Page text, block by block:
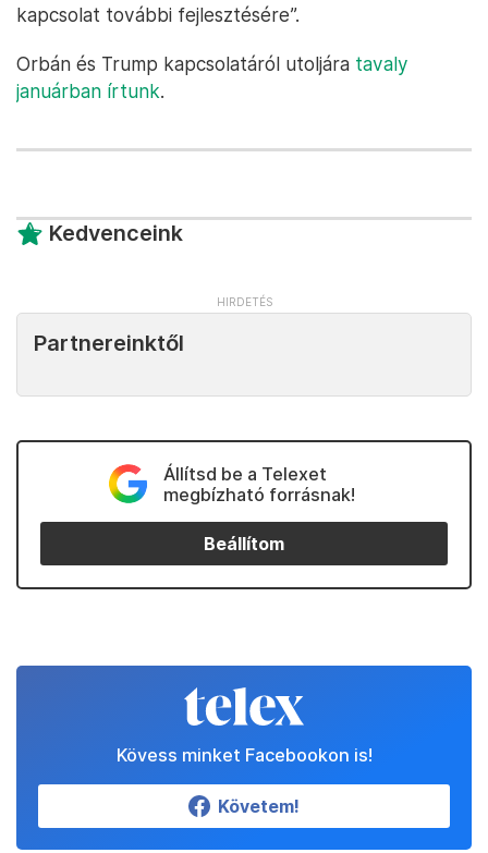
kapcsolat további fejlesztésére”.
Orbán és Trump kapcsolatáról utoljára tavaly
januárban írtunk.
Kedvenceink
Partnereinktől
Állítsd be a Telexet
megbízható forrásnak!
Beállítom
Kövess minket Facebookon is!
Követem!